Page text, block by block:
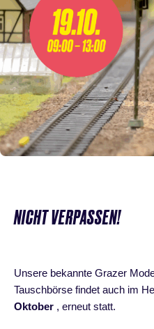
NICHT VERPASSEN!
Unsere bekannte Grazer
Tauschbörse findet auch im
Oktober , erneut statt.